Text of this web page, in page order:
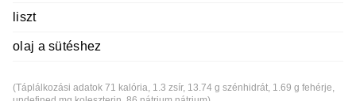
liszt
olaj a sütéshez
(Táplálkozási adatok 71 kalória, 1.3 zsír, 13.74 g szénhidrát, 1.69 g fehérje,